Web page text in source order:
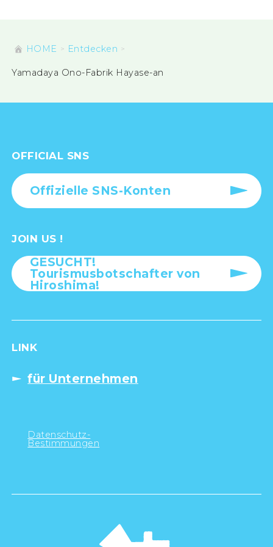
HOME Entdecken
Yamadaya Ono-Fabrik Hayase-an
OFFICIAL SNS
Offizielle SNS-Konten
JOIN US !
GESUCHT!
Tourismusbotschafter von
Hiroshima!
LINK
für Unternehmen
Datenschutz-
Bestimmungen